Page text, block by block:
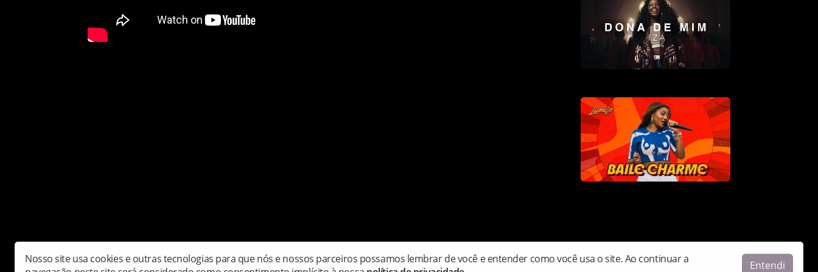
Nosso site usa cookies e outras tecnologias para que nós e nossos parceiros possamos lembrar de você e entender como você usa o site. Ao continuar a
Entendi